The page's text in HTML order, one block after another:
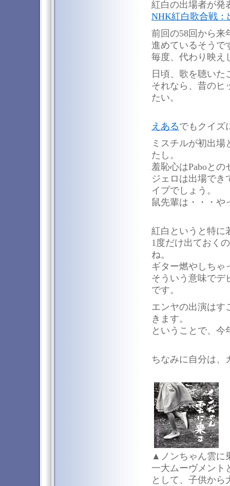
紅白の出場者が発
NHK紅白歌合戦：
前回の58回から来
進めているそうで
毎度、代わり映え
日頃、歌を聴い
それなら、昔のヒ
たい。
えあるでもクイズ
ミスチルが初出
たし。
羞恥心はPaboと
ジェロは出場でき
イプでしょう。
鼠先輩は・・・や
紅白というと特に
1度だけ出ておく
ね。
ギター燃やしちゃ
そういう意味でデ
です。
エンヤの出演はす
きます。
ということで、今
ちなみに自分は
▲ノンちゃん雲に
一大ムーヴメント
として、子供から